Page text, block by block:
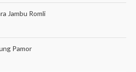
Jambu Romli
Pamor